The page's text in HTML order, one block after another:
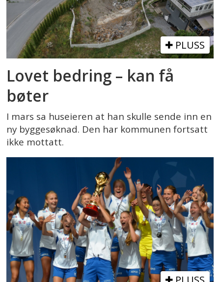
PLUSS
Lovet bedring – kan få
bøter
I mars sa huseieren at han skulle sende inn en
ny byggesøknad. Den har kommunen fortsatt
ikke mottatt.